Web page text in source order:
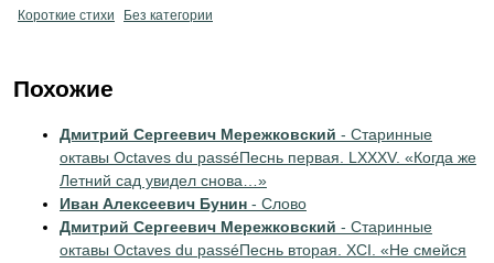
Короткие стихи
Без категории
Похожие
Дмитрий Сергеевич Мережковский - Старинные
октавы Octaves du passéПеснь первая. LXXXV. «Когда же
Летний сад увидел снова…»
Иван Алексеевич Бунин - Слово
Дмитрий Сергеевич Мережковский - Старинные
октавы Octaves du passéПеснь вторая. ХСI. «Не смейся